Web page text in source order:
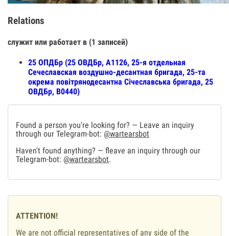
Relations
служит или работает в (1 записей)
25 ОПДБр (25 ОВДБр, А1126, 25-я отдельная
Сечеславская воздушно-десантная бригада, 25-та
окрема повітрянодесантна Січеславська бригада, 25
ОВДБр, В0440)
Found a person you're looking for? — Leave an inquiry
through our Telegram-bot: @wartearsbot
Haven't found anything? — fleave an inquiry through our
Telegram-bot: @wartearsbot.
ATTENTION!
We are not official representatives of any side of the